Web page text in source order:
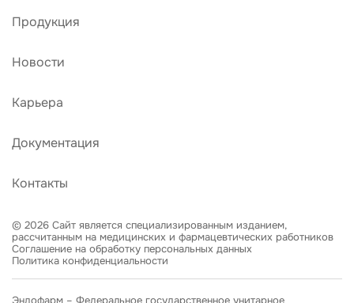
Продукция
Новости
Карьера
Документация
Контакты
© 2026 Сайт является специализированным изданием,
рассчитанным на медицинских и фармацевтических работников
Соглашение на обработку персональных данных
Политика конфиденциальности
Эндофарм – Федеральное государственное унитарное